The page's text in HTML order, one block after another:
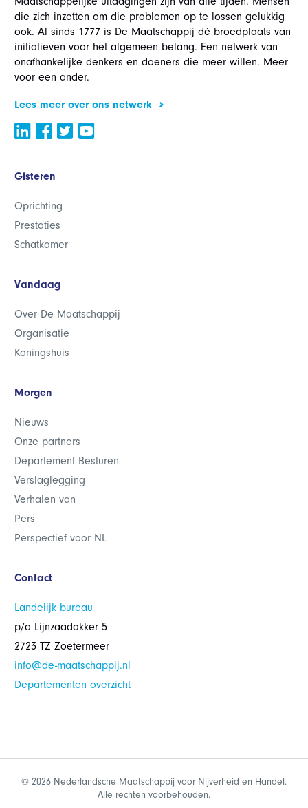
die zich inzetten om die problemen op te lossen gelukkig
ook. Al sinds 1777 is De Maatschappij dé broedplaats van
initiatieven voor het algemeen belang. Een netwerk van
onafhankelijke denkers en doeners die meer willen. Meer
voor een ander.
Lees meer over ons netwerk
Gisteren
Oprichting
Prestaties
Schatkamer
Vandaag
Over De Maatschappij
Organisatie
Koningshuis
Morgen
Nieuws
Onze partners
Departement Besturen
Verslaglegging
Verhalen van
Pers
Perspectief voor NL
Contact
Landelijk bureau
p/a Lijnzaadakker 5
2723 TZ Zoetermeer
info@de-maatschappij.nl
Departementen overzicht
© 2026 Nederlandsche Maatschappij voor Nijverheid en Handel.
Alle rechten voorbehouden.